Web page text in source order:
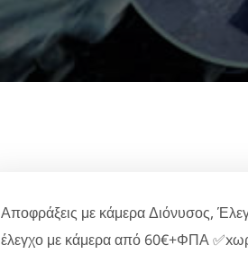
Αποφράξεις με κάμερα Διόνυσος,
έλεγχο με κάμερα από 60€+ΦΠΑ